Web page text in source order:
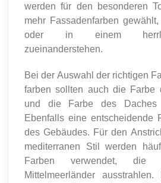
werden für den besonderen
mehr Fassadenfarben
oder in einem
zueinanderstehen.
Bei der Auswahl der richtigen
farben sollten auch die Farbe
und die Farbe des Daches
Ebenfalls eine entscheidende
des Gebäudes. Für den
mediterranen Stil werden
Farben verwendet,
Mittelmeerländer